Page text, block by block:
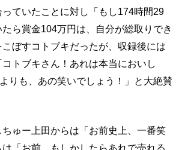
ていたことに対し「もし174時間29
ら賞金104万円は、自分が総取りでき
ぼすコトブキだったが、収録後には
トブキさん！あれは本当においし
りも、あの笑いでしょう！」と大絶賛
ゅー上田からは「お前史上、一番笑
「お前、もしかしたらあれで売れる